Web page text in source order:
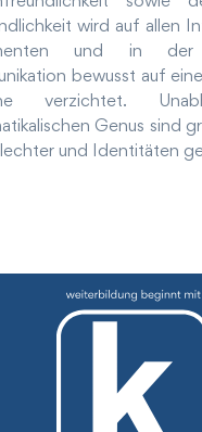
sowie
wird auf allen
und in der
bewusst auf
verzichtet.
Genus sind
und Identitäten